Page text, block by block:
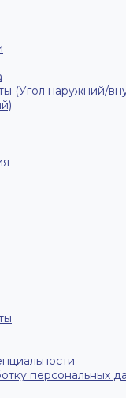
(Угол наружний/
персональных